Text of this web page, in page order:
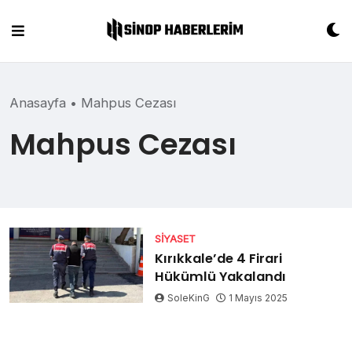
content
Anasayfa • Mahpus Cezası
Mahpus Cezası
SIYASET
Kırıkkale’de 4 Firari
Hükümlü Yakalandı
SoleKinG 1 Mayıs 2025